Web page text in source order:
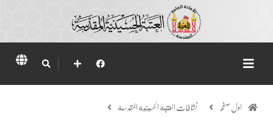
اول صفحہ نشاطات العتبة الحسينية المقدسة